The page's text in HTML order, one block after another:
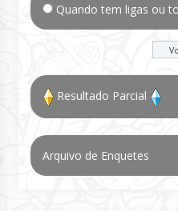
Quando tem ligas ou
Resultado Parcial
Arquivo de Enquetes